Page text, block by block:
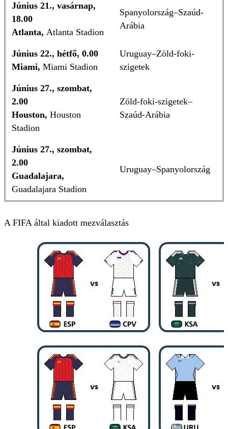
Június 21., vasárnap,
18.00
Atlanta, Atlanta Stadion
Spanyolország–Szaúd-
Arábia
Június 22., hétfő, 0.00
Miami, Miami Stadion
Uruguay–Zöld-foki-
szigetek
Június 27., szombat,
2.00
Houston, Houston
Stadion
Zöld-foki-szigetek–
Szaúd-Arábia
Június 27., szombat,
2.00
Guadalajara,
Guadalajara Stadion
Uruguay–Spanyolország
A FIFA által kiadott mezválasztás